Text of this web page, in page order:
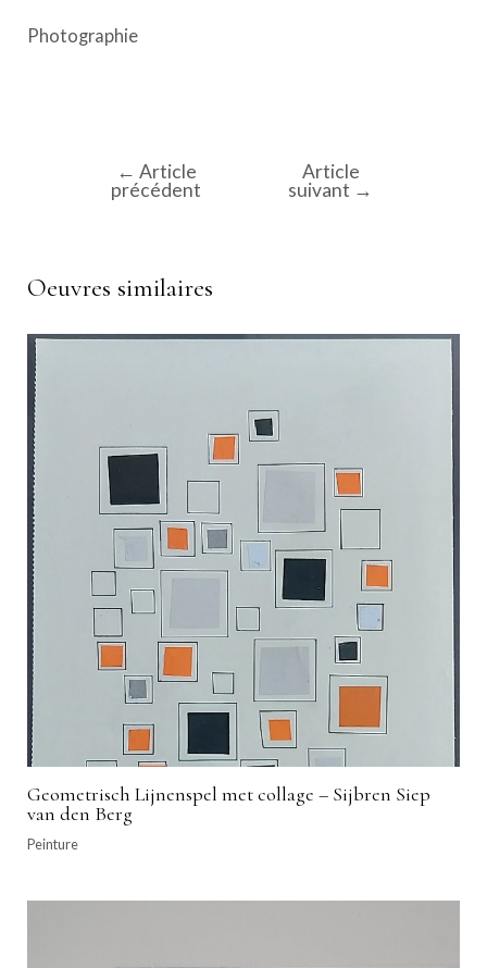
Photographie
Navigation
← Article
précédent
Article
suivant →
Oeuvres similaires
Geometrisch Lijnenspel met collage – Sijbren Siep
van den Berg
Peinture